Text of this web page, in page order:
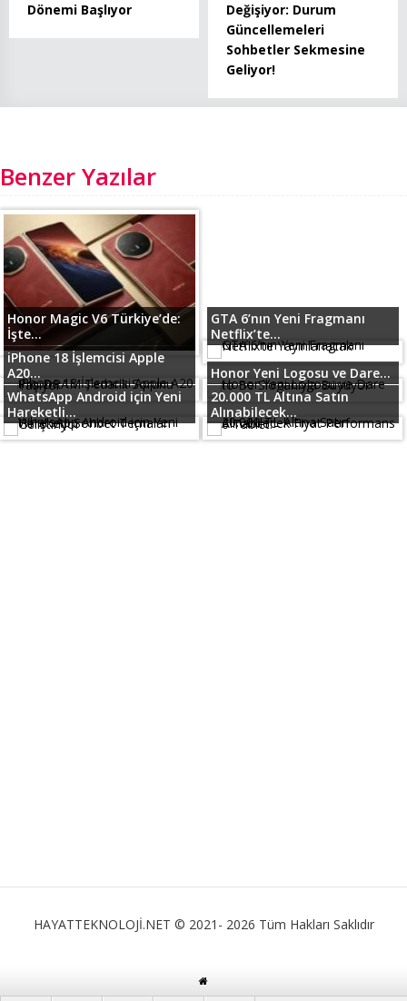
Dönemi Başlıyor
Değişiyor: Durum
Güncellemeleri
Sohbetler Sekmesine
Geliyor!
Benzer Yazılar
Honor Magic V6 Türkiye’de:
İşte...
GTA 6’nın Yeni Fragmanı
Netflix’te...
iPhone 18 İşlemcisi Apple
A20...
Honor Yeni Logosu ve Dare...
WhatsApp Android için Yeni
Hareketli...
20.000 TL Altına Satın
Alınabilecek...
HAYATTEKNOLOJİ.NET © 2021- 2026 Tüm Hakları Saklıdır